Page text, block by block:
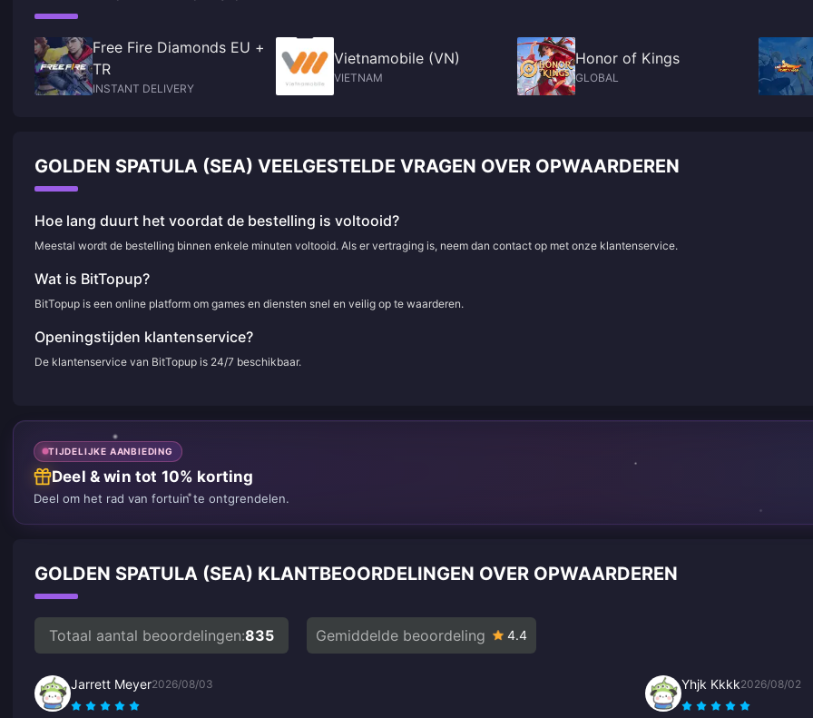
Free Fire Diamonds EU +
TR
INSTANT DELIVERY
Vietnamobile (VN)
VIETNAM
Honor of Kings
GLOBAL
GOLDEN SPATULA (SEA) VEELGESTELDE VRAGEN OVER OPWAARDEREN
Hoe lang duurt het voordat de bestelling is voltooid?
Meestal wordt de bestelling binnen enkele minuten voltooid. Als er vertraging is, neem dan contact op met onze klantenservice.
Wat is BitTopup?
BitTopup is een online platform om games en diensten snel en veilig op te waarderen.
Openingstijden klantenservice?
De klantenservice van BitTopup is 24/7 beschikbaar.
TIJDELIJKE AANBIEDING
Deel & win tot 10% korting
Deel om het rad van fortuin te ontgrendelen.
GOLDEN SPATULA (SEA) KLANTBEOORDELINGEN OVER OPWAARDEREN
Totaal aantal beoordelingen:835 Gemiddelde beoordeling 4.4
Jarrett Meyer2026/08/03 Yhjk Kkkk2026/08/02